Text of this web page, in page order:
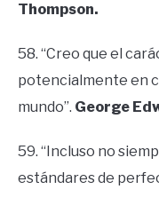
Thompson.
58. “Creo que el
potencialmente en
mundo”. George
59. “Incluso no
estándares de